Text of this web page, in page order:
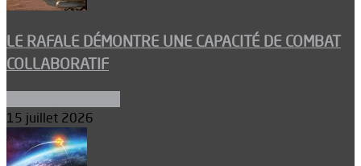
LE RAFALE DÉMONTRE UNE CAPACITÉ DE COMBAT
COLLABORATIF
15 juillet 2026